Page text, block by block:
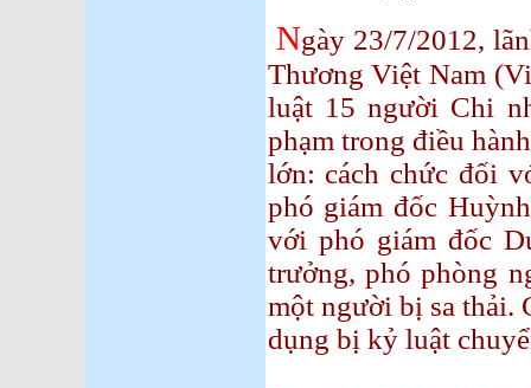
Ngày 23/7/2012,
Thương Việt Nam
luật 15 người Chi
phạm trong điều
lớn: cách chức đối
phó giám đốc
với phó giám đốc
trưởng, phó phòng
một người bị sa thải.
dụng bị kỷ luật